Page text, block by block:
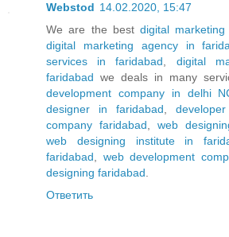
Webstod 14.02.2020, 15:47
We are the best digital
digital marketing agency in
services in faridabad, digital
faridabad we deals in many
development company in delhi
designer in faridabad,
company faridabad, web
web designing institute in
faridabad, web development
designing faridabad.
Ответить